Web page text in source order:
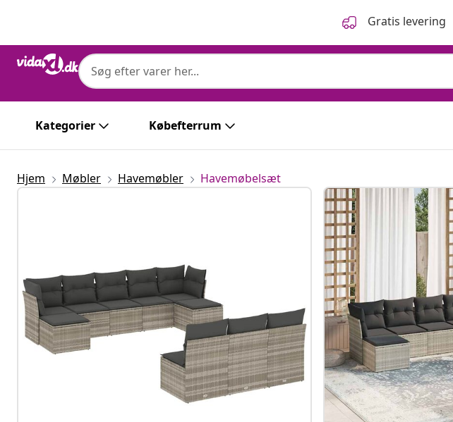
Gratis levering
Kategorier Købefterrum
Hjem Møbler Havemøbler Havemøbelsæt